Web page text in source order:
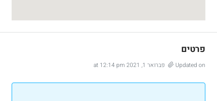
פרטים
Updated on פברואר 1, 2021 at 12:14 pm